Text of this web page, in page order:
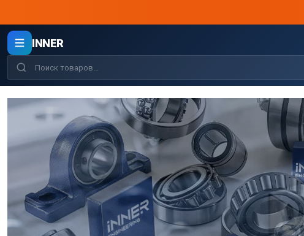
INNER